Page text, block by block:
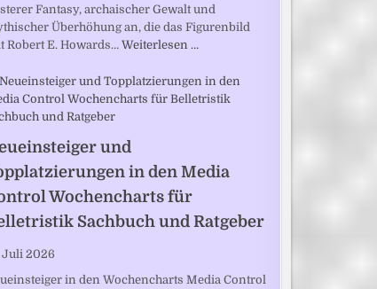
Fantasy, archaischer Gewalt und
Überhöhung an, die das Figurenbild
Robert E. Howards… Weiterlesen …
und
in den Media
Wochencharts für
Sachbuch und Ratgeber
Juli 2026
in den Wochencharts Media Control